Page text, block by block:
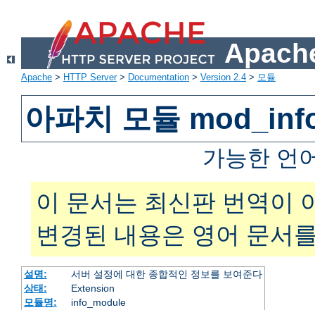
Apache > HTTP Server> Documentation > Version 2.4 > 모듈
아파치 모듈
가능한 언
이 문서는 최신판 번역이
변경된 내용은 영어 문서
설명:
서버 설정에 대한 종합적인 정보를 보여준다
상태:
Extension
모듈명:
info_module